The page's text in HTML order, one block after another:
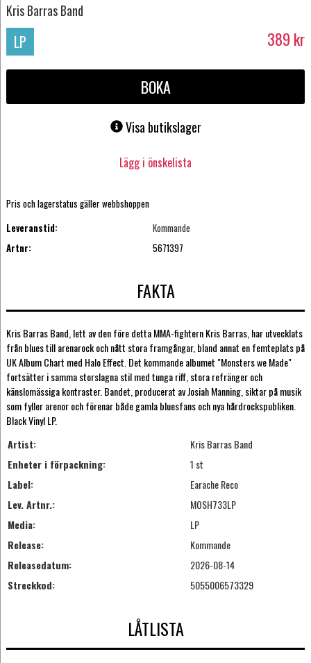
Kris Barras Band
LP 389 kr
BOKA
Visa butikslager
Lägg i önskelista
Pris och lagerstatus gäller webbshoppen
Leveranstid:
Kommande
Artnr:
5671397
FAKTA
Kris Barras Band, lett av den före detta MMA-fightern Kris Barras, har utvecklats
från blues till arenarock och nått stora framgångar, bland annat en femteplats på
UK Album Chart med Halo Effect. Det kommande albumet "Monsters we Made"
fortsätter i samma storslagna stil med tunga riff, stora refränger och
känslomässiga kontraster. Bandet, producerat av Josiah Manning, siktar på musik
som fyller arenor och förenar både gamla bluesfans och nya hårdrockspubliken.
Black Vinyl LP.
Artist:
Kris Barras Band
Enheter i förpackning:
1 st
Label:
Earache Reco
Lev. Artnr.:
MOSH733LP
Media:
LP
Release:
Kommande
Releasedatum:
2026-08-14
Streckkod:
5055006573329
LÅTLISTA